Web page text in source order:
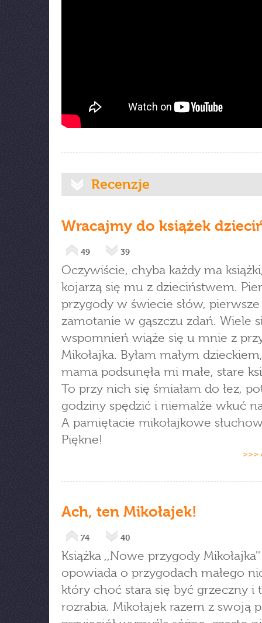
Recenzje
Wracajmy do książek
49 39
Oczywiście, chyba każdy ma
kojarzą się mu z dzieciństwem.
przygody w świecie słów, pierwsze
zamotanie w gąszczu zdań. Wiele
wspomnień wiąże się u mnie z
Mikołajka. Byłam małym
mama podsunęła mi małe, stare
To przy nich się śmiałam do łez,
godziny spędzić i niemalże wkuć
A pamiętacie mikołajkowe
Piękne!
>>>
Ach, ten Mikołajek!
74 40
Książka ,,Nowe przygody Mikołajka''
opowiada o przygodach małego
który choć stara się być grzeczny i
rozrabia. Mikołajek razem z swoją